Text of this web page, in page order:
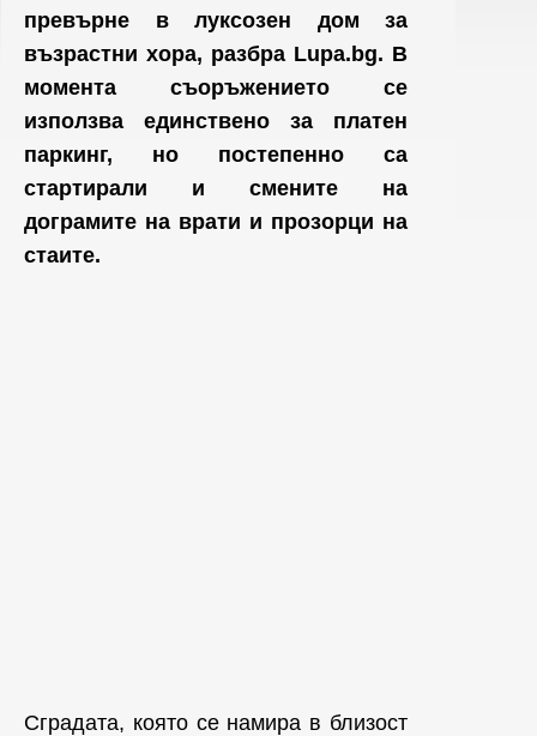
превърне в луксозен дом за
възрастни хора, разбра Lupa.bg. В
момента съоръжението се
използва единствено за платен
паркинг, но постепенно са
стартирали и смените на
дограмите на врати и прозорци на
стаите.
Сградата, която се намира в близост